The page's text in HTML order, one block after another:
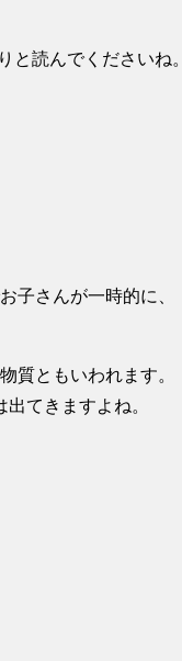
と読んでくださいね。
子さんが一時的に、
質ともいわれます。
てきますよね。